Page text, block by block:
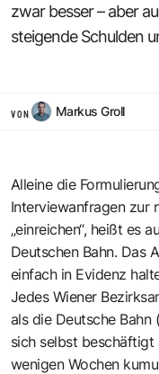
zwar besser – aber
steigende Schulden
VON Markus Groll
Alleine die
Interviewanfragen zur
„einreichen“, heißt es
Deutschen Bahn. Das
einfach in Evidenz
Jedes Wiener
als die Deutsche Bahn
sich selbst beschäftigt
wenigen Wochen